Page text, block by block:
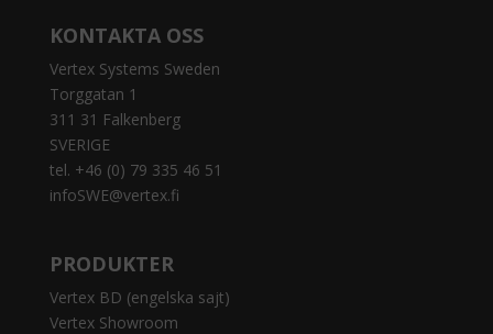
KONTAKTA OSS
Vertex Systems Sweden
Torggatan 1
311 31 Falkenberg
SVERIGE
tel. +46 (0) 79 335 46 51
infoSWE@vertex.fi
PRODUKTER
Vertex BD (engelska sajt)
Vertex Showroom